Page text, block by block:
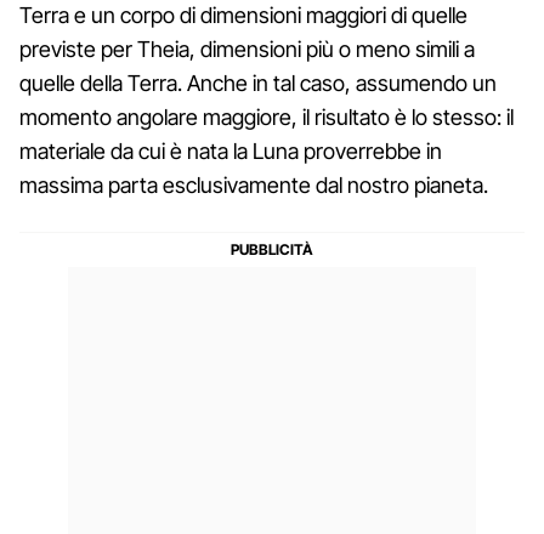
Terra e un corpo di dimensioni maggiori di quelle
previste per Theia, dimensioni più o meno simili a
quelle della Terra. Anche in tal caso, assumendo un
momento angolare maggiore, il risultato è lo stesso: il
materiale da cui è nata la Luna proverrebbe in
massima parta esclusivamente dal nostro pianeta.